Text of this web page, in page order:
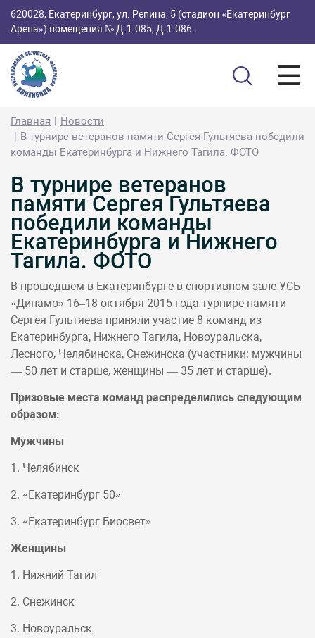
620028, Екатеринбург, ул. Репина, 5 (стадион «Екатеринбург
Арена») помещения № Д.1.085, Д.1.086.
Главная
Новости
В турнире ветеранов памяти Сергея Гультяева победили
команды Екатеринбурга и Нижнего Тагила. ФОТО
В турнире ветеранов
памяти Сергея Гультяева
победили команды
Екатеринбурга и Нижнего
Тагила. ФОТО
В прошедшем в Екатеринбурге в спортивном зале УСБ
«Динамо» 16–18 октября 2015 года турнире памяти
Сергея Гультяева приняли участие 8 команд из
Екатеринбурга, Нижнего Тагила, Новоуральска,
Лесного, Челябинска, Снежинска (участники: мужчины
— 50 лет и старше, женщины — 35 лет и старше).
Призовые места команд распределились следующим
образом:
Мужчины
1. Челябинск
2. «Екатеринбург 50»
3. «Екатеринбург Биосвет»
Женщины
1. Нижний Тагил
2. Снежинск
3. Новоуральск